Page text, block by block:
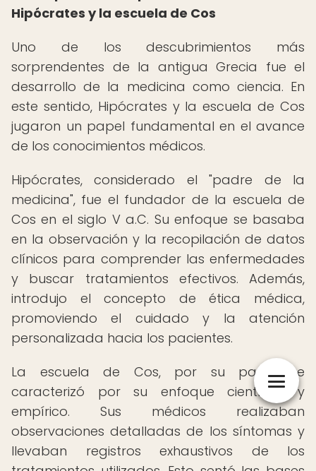
Hipócrates y la escuela de Cos
Uno de los descubrimientos más
sorprendentes de la antigua Grecia fue el
desarrollo de la medicina como ciencia. En
este sentido, Hipócrates y la escuela de Cos
jugaron un papel fundamental en el avance
de los conocimientos médicos.
Hipócrates, considerado el "padre de la
medicina", fue el fundador de la escuela de
Cos en el siglo V a.C. Su enfoque se basaba
en la observación y la recopilación de datos
clínicos para comprender las enfermedades
y buscar tratamientos efectivos. Además,
introdujo el concepto de ética médica,
promoviendo el cuidado y la atención
personalizada hacia los pacientes.
La escuela de Cos, por su parte, se
caracterizó por su enfoque científico y
empírico. Sus médicos realizaban
observaciones detalladas de los síntomas y
llevaban registros exhaustivos de los